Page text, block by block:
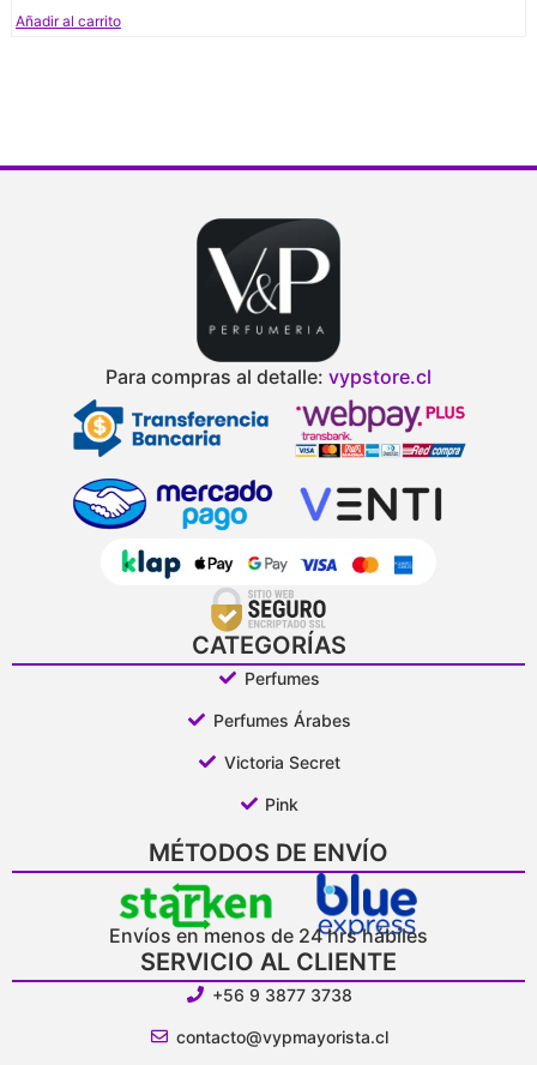
Añadir al carrito
Para compras al detalle: vypstore.cl
CATEGORÍAS
Perfumes
Perfumes Árabes
Victoria Secret
Pink
MÉTODOS DE ENVÍO
Envíos en menos de 24 hrs hábiles
SERVICIO AL CLIENTE
+56 9 3877 3738
contacto@vypmayorista.cl